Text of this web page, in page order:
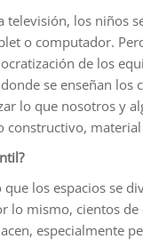
los niños
o computador.
de los
se enseñan
lo que nosotros y
los espacios se
mismo, cientos
especialmente